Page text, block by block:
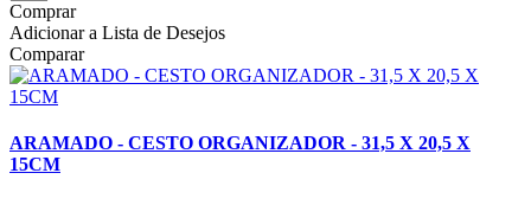
Comprar
Adicionar a Lista de Desejos
Comparar
ARAMADO - CESTO ORGANIZADOR - 31,5 X 20,5 X
15CM